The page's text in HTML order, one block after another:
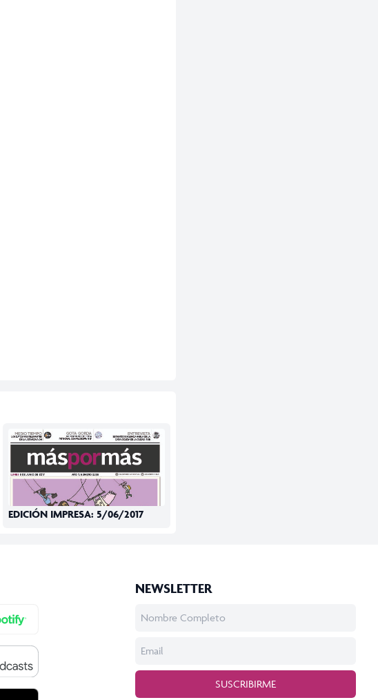
EDICIÓN IMPRESA: 5/06/2017
NEWSLETTER
SUSCRIBIRME